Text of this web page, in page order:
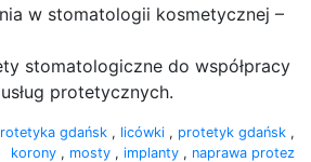
w stomatologii kosmetycznej –
stomatologiczne do współpracy
protetycznych.
gdańsk , licówki , protetyk gdańsk ,
korony , mosty , implanty , naprawa protez